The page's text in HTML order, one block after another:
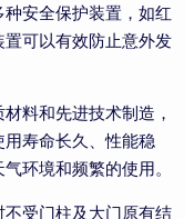
安全保护装置，如红
可以有效防止意外发
料和先进技术制造，
寿命长久、性能稳
环境和频繁的使用。
受门柱及大门原有结